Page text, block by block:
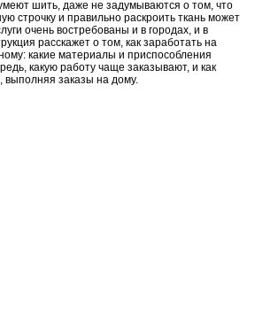
шить, даже не задумываются о том, что
строчку и правильно раскроить ткань может
очень востребованы и в городах, и в
расскажет о том, как заработать на
какие материалы и приспособления
какую работу чаще заказывают, и как
заказы на дому.